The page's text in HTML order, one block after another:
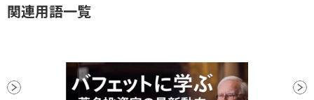
関連用語一覧